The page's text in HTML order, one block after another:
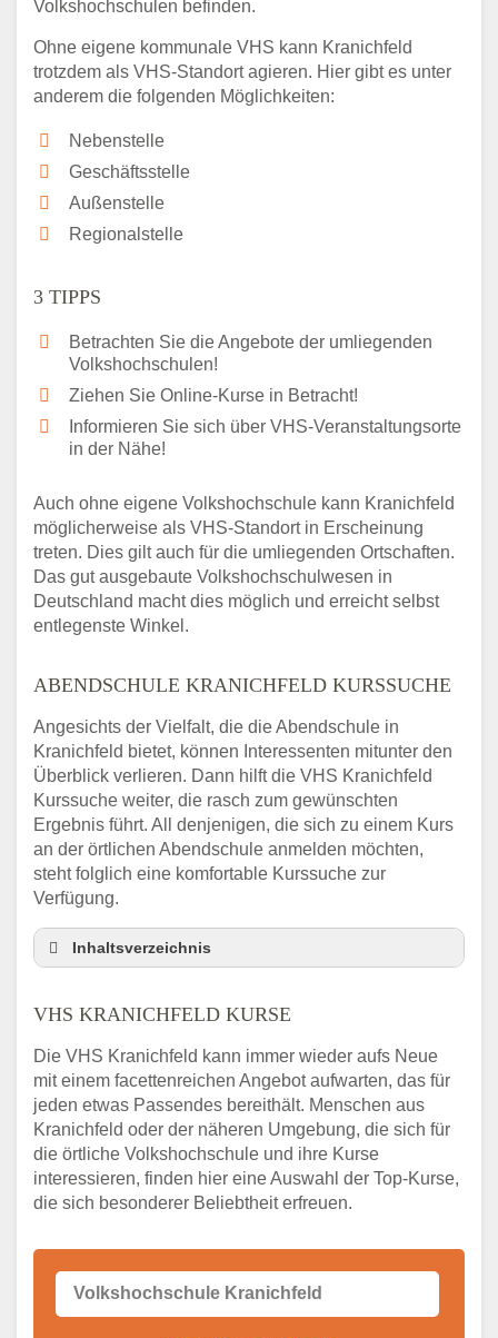
Volkshochschulen befinden.
Ohne eigene kommunale VHS kann Kranichfeld
trotzdem als VHS-Standort agieren. Hier gibt es unter
anderem die folgenden Möglichkeiten:
Nebenstelle
Geschäftsstelle
Außenstelle
Regionalstelle
3 TIPPS
Betrachten Sie die Angebote der umliegenden
Volkshochschulen!
Ziehen Sie Online-Kurse in Betracht!
Informieren Sie sich über VHS-Veranstaltungsorte
in der Nähe!
Auch ohne eigene Volkshochschule kann Kranichfeld
möglicherweise als VHS-Standort in Erscheinung
treten. Dies gilt auch für die umliegenden Ortschaften.
Das gut ausgebaute Volkshochschulwesen in
Deutschland macht dies möglich und erreicht selbst
entlegenste Winkel.
ABENDSCHULE KRANICHFELD KURSSUCHE
Angesichts der Vielfalt, die die Abendschule in
Kranichfeld bietet, können Interessenten mitunter den
Überblick verlieren. Dann hilft die VHS Kranichfeld
Kurssuche weiter, die rasch zum gewünschten
Ergebnis führt. All denjenigen, die sich zu einem Kurs
an der örtlichen Abendschule anmelden möchten,
steht folglich eine komfortable Kurssuche zur
Verfügung.
Inhaltsverzeichnis
Umgebung
Abendschule Kranichfeld Kurssuche
VHS Kranichfeld Kurse
VHS Kranichfeld – Öffnungszeiten und
Telefonnummer
Stellenangebote der Volkshochschule
Kranichfeld
Alternativen zum VHS Programm 2026 in
VHS KRANICHFELD KURSE
Die VHS Kranichfeld kann immer wieder aufs Neue
mit einem facettenreichen Angebot aufwarten, das für
jeden etwas Passendes bereithält. Menschen aus
Kranichfeld oder der näheren Umgebung, die sich für
die örtliche Volkshochschule und ihre Kurse
interessieren, finden hier eine Auswahl der Top-Kurse,
die sich besonderer Beliebtheit erfreuen.